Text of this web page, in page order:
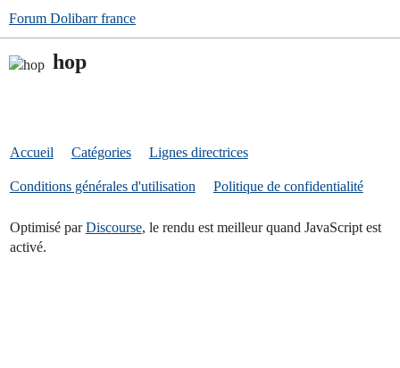
Forum Dolibarr france
hop
Accueil Catégories Lignes directrices
Conditions générales d'utilisation Politique de confidentialité
Optimisé parDiscourse, le rendu est meilleur quand JavaScript est
activé.